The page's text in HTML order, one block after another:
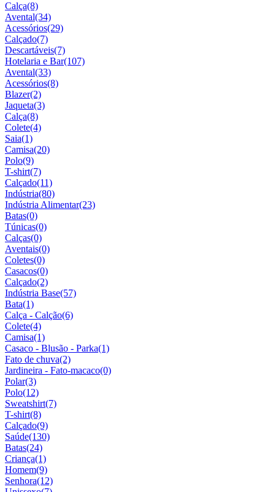
Calça(8)
Avental(34)
Acessórios(29)
Calçado(7)
Descartáveis(7)
Hotelaria e Bar(107)
Avental(33)
Acessórios(8)
Blazer(2)
Jaqueta(3)
Calça(8)
Colete(4)
Saia(1)
Camisa(20)
Polo(9)
T-shirt(7)
Calçado(11)
Indústria(80)
Indústria Alimentar(23)
Batas(0)
Túnicas(0)
Calças(0)
Aventais(0)
Coletes(0)
Casacos(0)
Calçado(2)
Indústria Base(57)
Bata(1)
Calça - Calção(6)
Colete(4)
Camisa(1)
Casaco - Blusão - Parka(1)
Fato de chuva(2)
Jardineira - Fato-macaco(0)
Polar(3)
Polo(12)
Sweatshirt(7)
T-shirt(8)
Calçado(9)
Saúde(130)
Batas(24)
Criança(1)
Homem(9)
Senhora(12)